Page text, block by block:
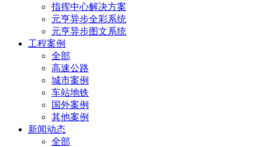
指挥中心解决方案
元亨异步全彩系统
元亨异步图文系统
工程案例
全部
高速公路
城市案例
车站地铁
国外案例
其他案例
新闻动态
全部